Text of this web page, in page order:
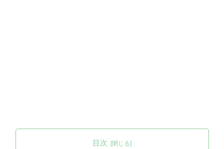
目次